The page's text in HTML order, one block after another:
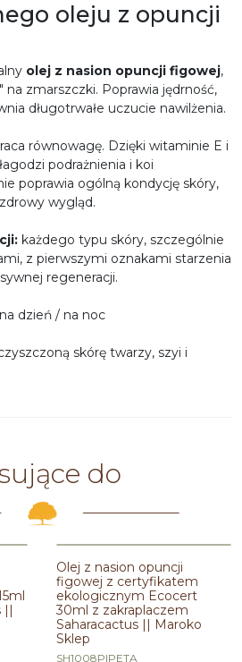
oleju z opuncji
olej z nasion opuncji figowej,
na zmarszczki. Poprawia jędrność,
długotrwałe uczucie nawilżenia.
równowagę. Dzięki witaminie E i
podrażnienia i koi
poprawia ogólną kondycję skóry,
wygląd.
każdego typu skóry, szczególnie
z pierwszymi oznakami starzenia
regeneracji.
na dzień / na noc
skórę twarzy, szyi i
do
||
Olej z nasion opuncji
figowej z certyfikatem
ekologicznym Ecocert
30ml z zakraplaczem
Saharacactus || Maroko
Sklep
SH1008PIPETA